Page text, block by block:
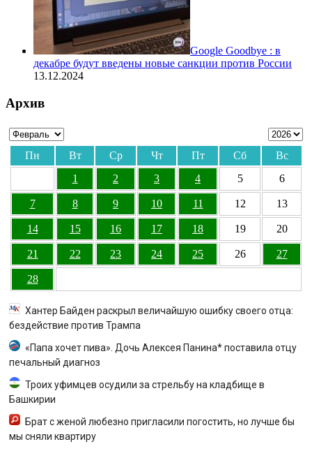
Google Goodbye : в
декабре будут введены новые санкции против России
13.12.2024
Архив
Пн Вт Ср Чт Пт Сб
Вс
1
2 3 4 5 6
7 8 9 10 11 12 13
14 15 16 17 18 19 20
21 22 23 24 25 26 27
28
Хантер Байден раскрыл величайшую ошибку своего отца:
бездействие против Трампа
«Папа хочет пива». Дочь Алексея Панина* поставила отцу
печальный диагноз
Троих уфимцев осудили за стрельбу на кладбище в
Башкирии
Брат с женой любезно пригласили погостить, но лучше бы
мы сняли квартиру